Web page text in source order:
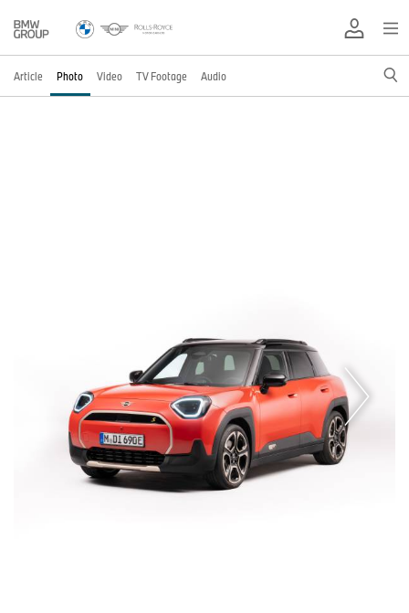
Article Photo Video TV Footage Audio